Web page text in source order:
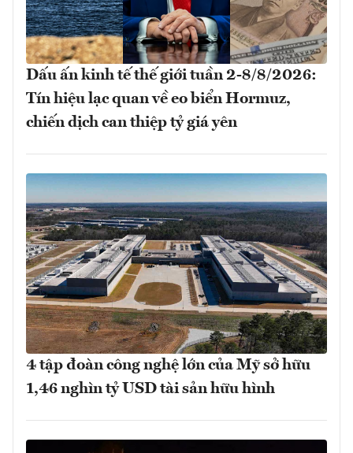
Dấu ấn kinh tế thế giới tuần 2-8/8/2026:
Tín hiệu lạc quan về eo biển Hormuz,
chiến dịch can thiệp tỷ giá yên
4 tập đoàn công nghệ lớn của Mỹ sở hữu
1,46 nghìn tỷ USD tài sản hữu hình